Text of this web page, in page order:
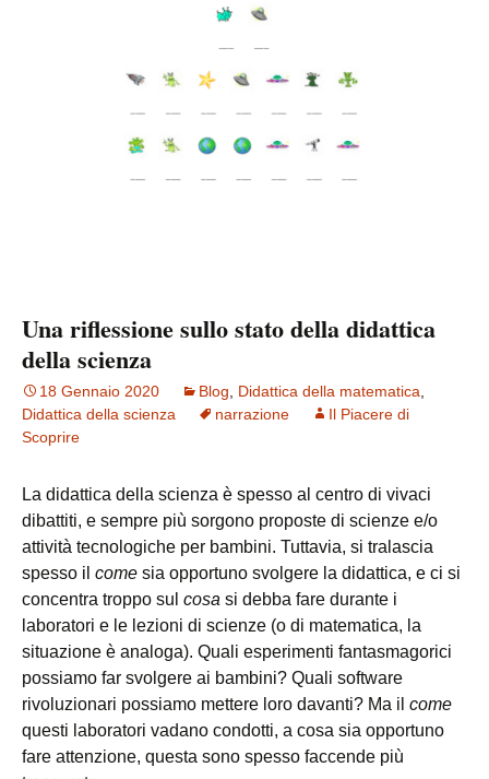
Una riflessione sullo stato della didattica
della scienza
18 Gennaio 2020 Blog Didattica della matematica
Didattica della scienza
narrazione
Il Piacere di
Scoprire
La didattica della scienza è spesso al centro di vivaci
dibattiti, e sempre più sorgono proposte di scienze e/o
attività tecnologiche per bambini. Tuttavia, si tralascia
spesso il come sia opportuno svolgere la didattica, e ci si
concentra troppo sul cosa si debba fare durante i
laboratori e le lezioni di scienze (o di matematica, la
situazione è analoga). Quali esperimenti fantasmagorici
possiamo far svolgere ai bambini? Quali software
rivoluzionari possiamo mettere loro davanti? Ma il come
questi laboratori vadano condotti, a cosa sia opportuno
fare attenzione, questa sono spesso faccende più